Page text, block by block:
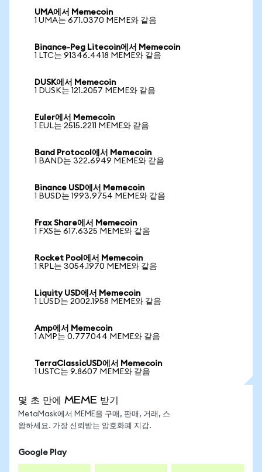
UMA에서 Memecoin
1 UMA는 671.0370 MEME와 같음
Binance-Peg Litecoin에서 Memecoin
1 LTC는 91346.4418 MEME와 같음
DUSK에서 Memecoin
1 DUSK는 121.2057 MEME와 같음
Euler에서 Memecoin
1 EUL는 2515.2211 MEME와 같음
Band Protocol에서 Memecoin
1 BAND는 322.6949 MEME와 같음
Binance USD에서 Memecoin
1 BUSD는 1993.9754 MEME와 같음
Frax Share에서 Memecoin
1 FXS는 617.6325 MEME와 같음
Rocket Pool에서 Memecoin
1 RPL는 3054.1970 MEME와 같음
Liquity USD에서 Memecoin
1 LUSD는 2002.1958 MEME와 같음
Amp에서 Memecoin
1 AMP는 0.777044 MEME와 같음
TerraClassicUSD에서 Memecoin
1 USTC는 9.8607 MEME와 같음
몇 초 만에 MEME 받기
MetaMask에서 MEME을 구매, 판매, 거래, 스
왑하세요. 가장 신뢰받는 암호화폐 지갑.
Google Play